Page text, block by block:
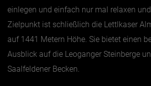
einlegen und einfach nur mal relaxen und
Zielpunkt ist schließlich die Lettlkaser
auf 1441 Metern Höhe. Sie bietet einen
Ausblick auf die Leoganger Steinberge
Saalfeldener Becken.